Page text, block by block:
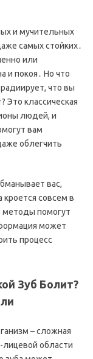
и мучительных
самых стойких․
или
и покоя․ Но что
что вы
Это классическая
людей, и
вам
облегчить
вас,
совсем в
методы помогут
может
процесс
Зуб Болит?
– сложная
лицевой области